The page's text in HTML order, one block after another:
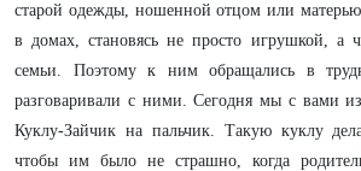
старой одежды, ношенной отцом или
в домах, становясь не просто игрушкой, а
семьи. Поэтому к ним обращались в
разговаривали с ними. Сегодня мы с вами
Куклу-Зайчик на пальчик. Такую куклу
чтобы им было не страшно, когда